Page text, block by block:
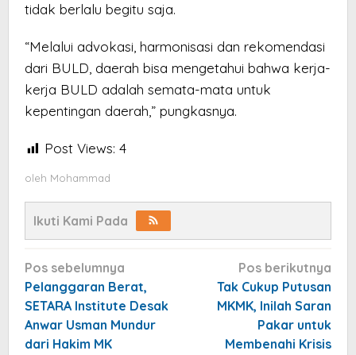
tidak berlalu begitu saja.
“Melalui advokasi, harmonisasi dan rekomendasi
dari BULD, daerah bisa mengetahui bahwa kerja-
kerja BULD adalah semata-mata untuk
kepentingan daerah,” pungkasnya.
Post Views: 4
oleh Mohammad
Ikuti Kami Pada
Navigasi
pos
Pos sebelumnya
Pelanggaran Berat,
SETARA Institute Desak
Anwar Usman Mundur
dari Hakim MK
Pos berikutnya
Tak Cukup Putusan
MKMK, Inilah Saran
Pakar untuk
Membenahi Krisis